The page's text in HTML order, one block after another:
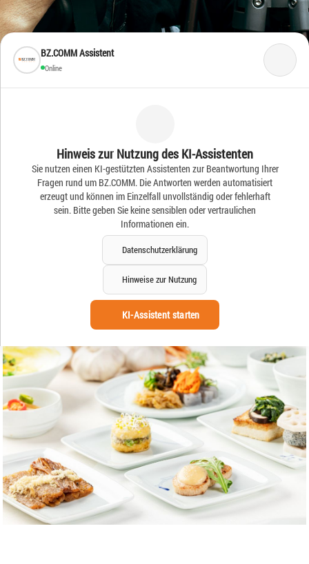
BZ.COMM Assistent
Online
Hinweis zur Nutzung des KI-Assistenten
Sie nutzen einen KI-gestützten Assistenten zur Beantwortung Ihrer
Fragen rund um BZ.COMM. Die Antworten werden automatisiert
erzeugt und können im Einzelfall unvollständig oder fehlerhaft
sein. Bitte geben Sie keine sensiblen oder vertraulichen
Informationen ein.
Datenschutzerklärung
Hinweise zur Nutzung
KI-Assistent starten
Frische Ideen – Frische
News